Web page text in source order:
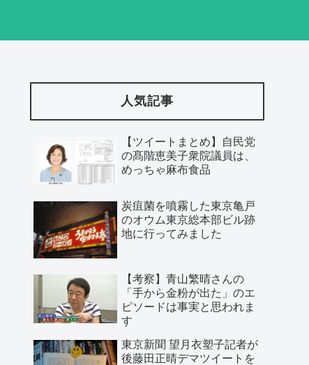
人気記事
【ツイートまとめ】自民党
の髙階恵美子衆院議員は、
めっちゃ麻布食品
炭疽菌を噴霧した東京亀戸
のオウム東京総本部ビル跡
地に行ってみました
【考察】青山繁晴さんの
「手から金粉が出た」のエ
ピソードは事実と思われま
す
東京新聞 望月衣塑子記者が
後藤田正晴デマツイートを